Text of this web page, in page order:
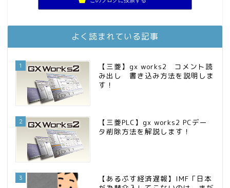
11位 お金に困らない生活（インデックス投資ブログ）
MBAのインデックス投資日記
よく読まれている記事
1
【三菱】gx works2 コメント読
み出し 書き込み方法を説明しま
す！
2
【三菱PLC】gx works2 PCデー
タ削除方法を解説します！
3
【あるぷす経済遅報】IMF「日本